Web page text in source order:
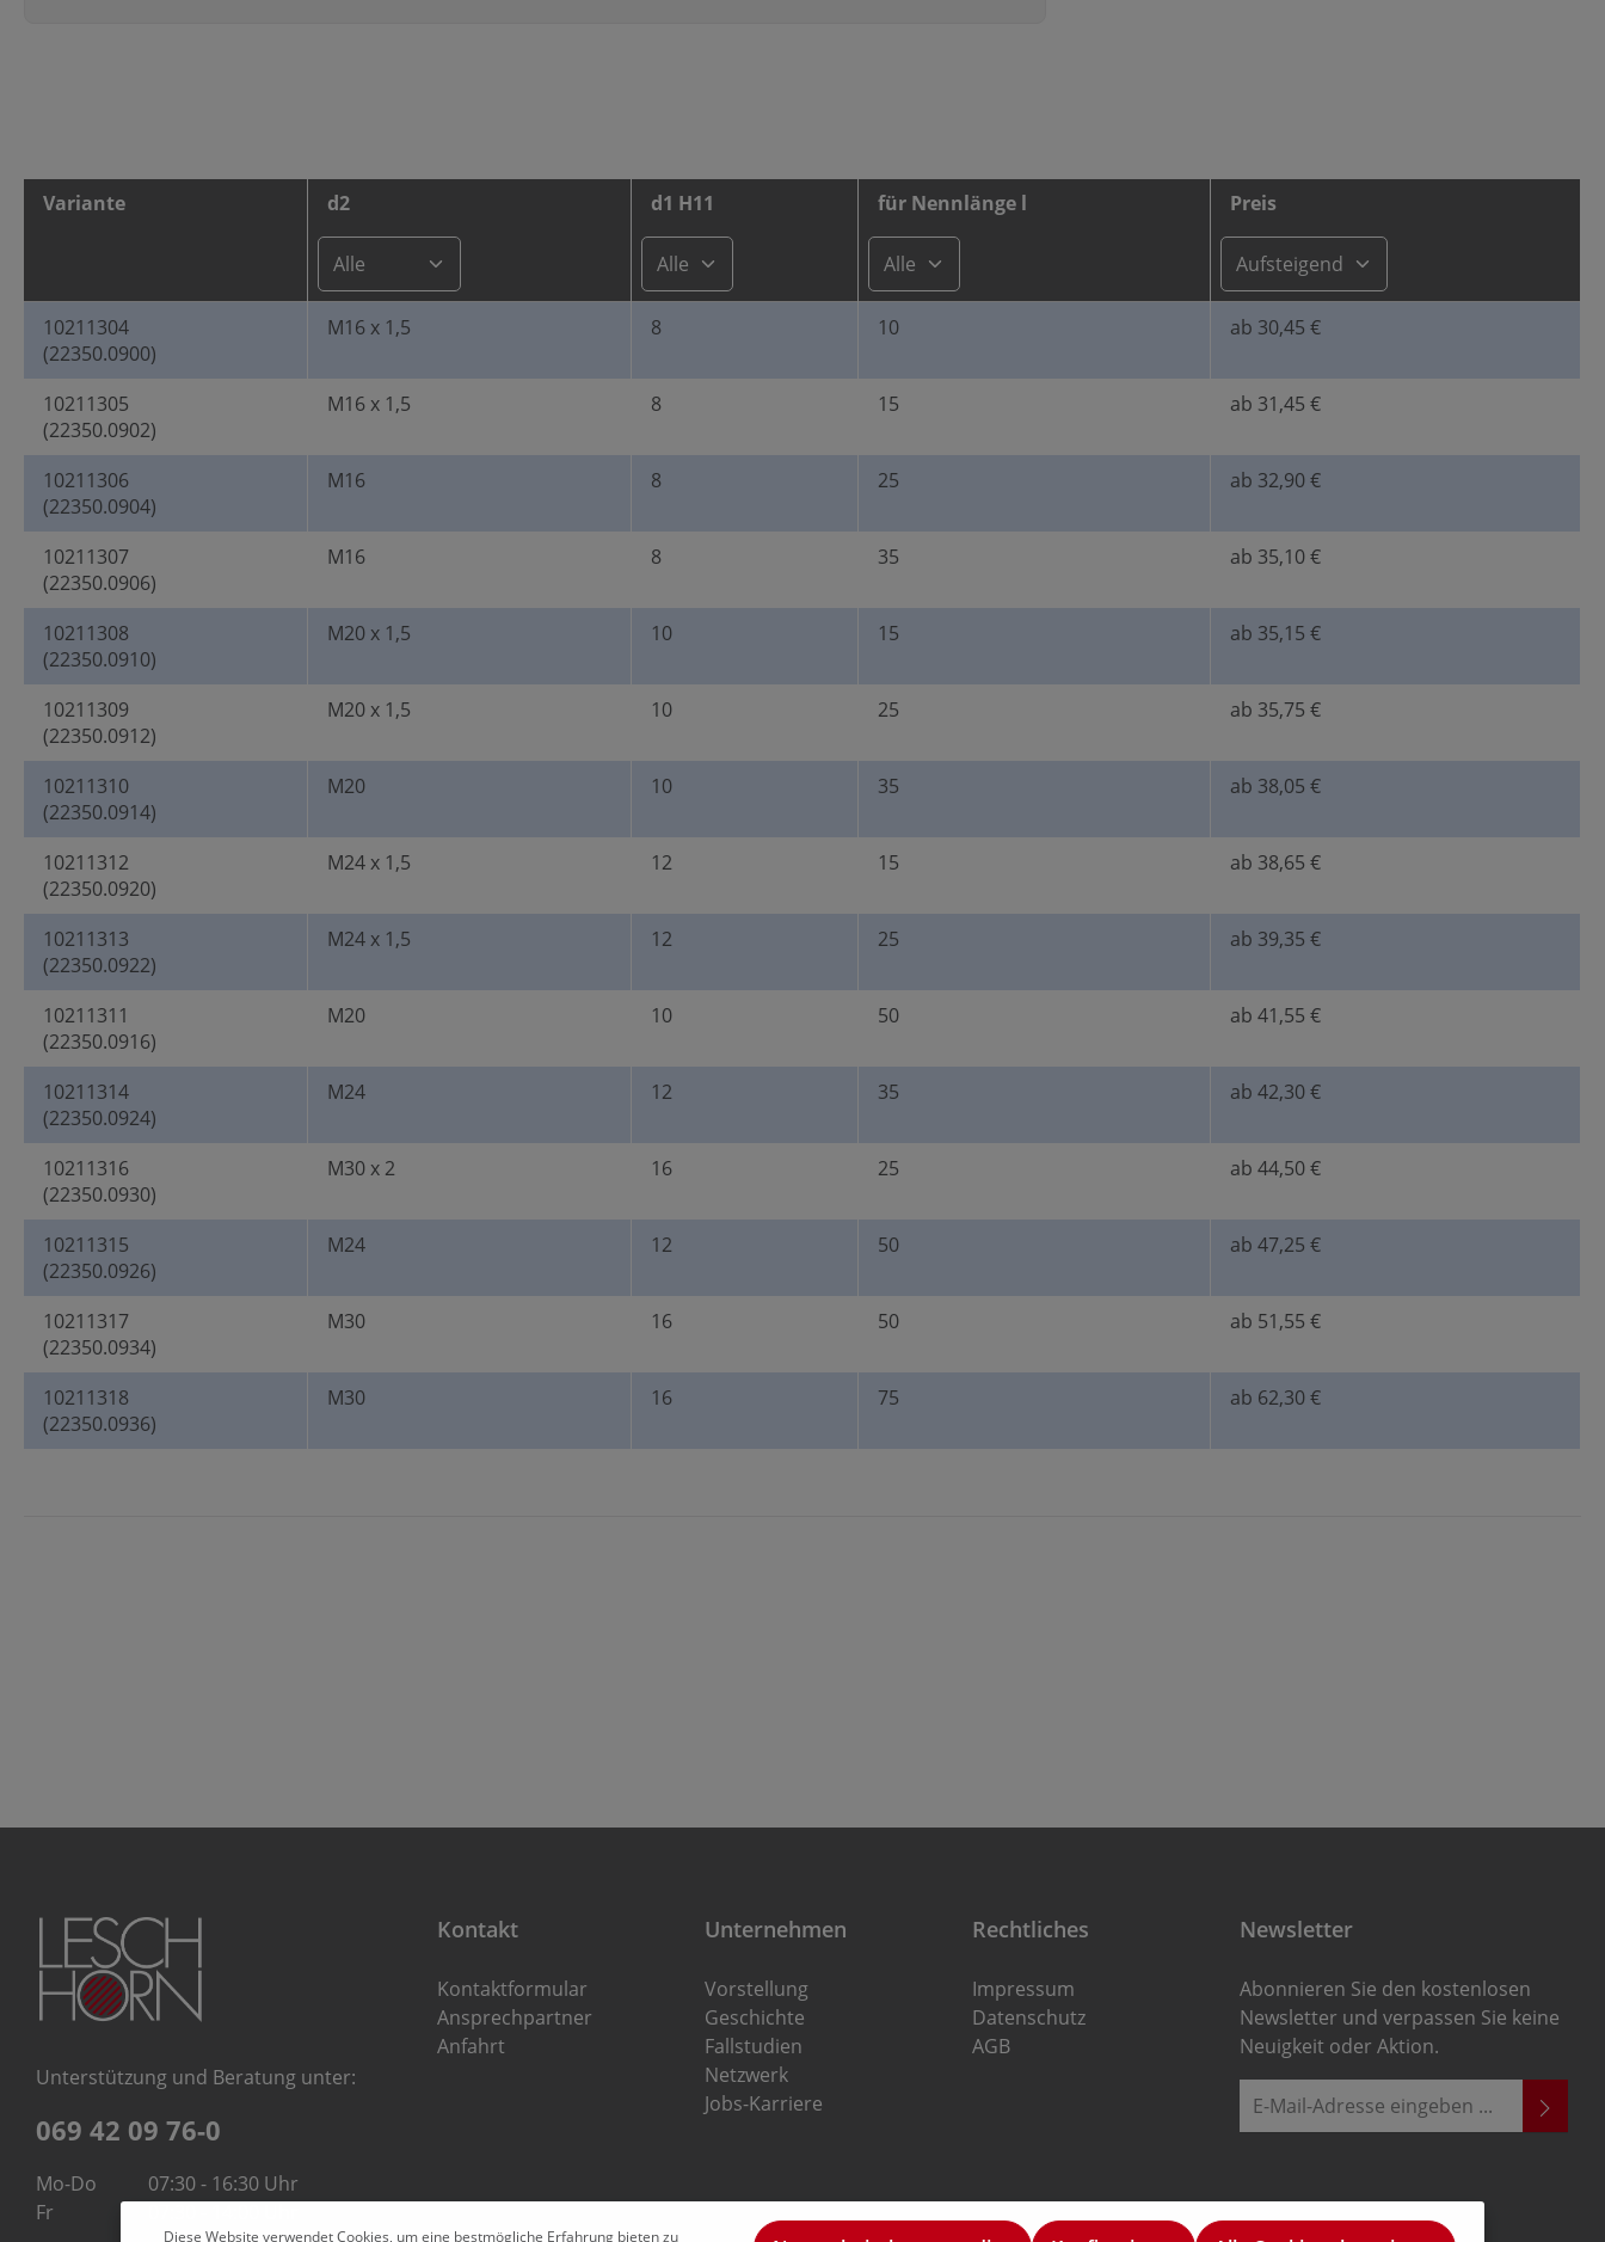
Variante d2 d1 H11 für Nennlänge l Preis
10211304
(22350.0900)
M16 x 1,5 8 10 ab 30,45 €
10211305
(22350.0902)
M16 x 1,5 8 15 ab 31,45 €
10211306
(22350.0904)
M16 8 25 ab 32,90 €
10211307
(22350.0906)
M16 8 35 ab 35,10 €
10211308
(22350.0910)
M20 x 1,5 10 15 ab 35,15 €
10211309
(22350.0912)
M20 x 1,5 10 25 ab 35,75 €
10211310
(22350.0914)
M20 10 35 ab 38,05 €
10211312
(22350.0920)
M24 x 1,5 12 15 ab 38,65 €
10211313
(22350.0922)
M24 x 1,5 12 25 ab 39,35 €
10211311
(22350.0916)
M20 10 50 ab 41,55 €
10211314
(22350.0924)
M24 12 35 ab 42,30 €
10211316
(22350.0930)
M30 x 2 16 25 ab 44,50 €
10211315
(22350.0926)
M24 12 50 ab 47,25 €
10211317
(22350.0934)
M30 16 50 ab 51,55 €
10211318
(22350.0936)
M30 16 75 ab 62,30 €
Unterstützung und Beratung unter:
069 42 09 76-0
Mo-Do
07:30 - 16:30 Uhr
Fr
Kontakt
Kontaktformular
Ansprechpartner
Anfahrt
Unternehmen
Vorstellung
Geschichte
Fallstudien
Netzwerk
Jobs-Karriere
Rechtliches
Impressum
Datenschutz
AGB
Newsletter
Abonnieren Sie den kostenlosen
Newsletter und verpassen Sie keine
Neuigkeit oder Aktion.
E-Mail-Adresse*
Kenntnis genommen und die
Felder sind Pflichtfelder.
Diese Website verwendet Cookies, um eine bestmögliche Erfahrung bieten zu